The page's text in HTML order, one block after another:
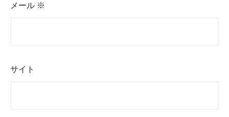
メール ※
サイト